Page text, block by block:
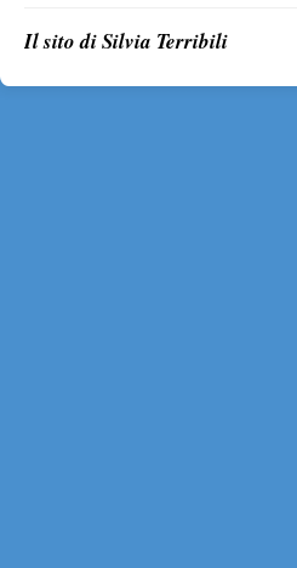
Il sito di Silvia Terribili